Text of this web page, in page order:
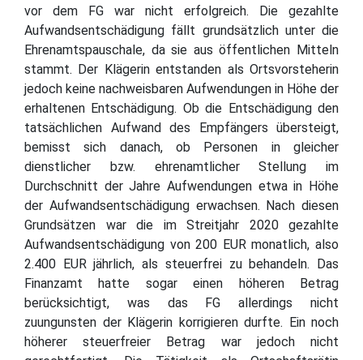
vor dem FG war nicht erfolgreich. Die gezahlte
Aufwandsentschädigung fällt grundsätzlich unter die
Ehrenamtspauschale, da sie aus öffentlichen Mitteln
stammt. Der Klägerin entstanden als Ortsvorsteherin
jedoch keine nachweisbaren Aufwendungen in Höhe der
erhaltenen Entschädigung. Ob die Entschädigung den
tatsächlichen Aufwand des Empfängers übersteigt,
bemisst sich danach, ob Personen in gleicher
dienstlicher bzw. ehrenamtlicher Stellung im
Durchschnitt der Jahre Aufwendungen etwa in Höhe
der Aufwandsentschädigung erwachsen. Nach diesen
Grundsätzen war die im Streitjahr 2020 gezahlte
Aufwandsentschädigung von 200 EUR monatlich, also
2.400 EUR jährlich, als steuerfrei zu behandeln. Das
Finanzamt hatte sogar einen höheren Betrag
berücksichtigt, was das FG allerdings nicht
zuungunsten der Klägerin korrigieren durfte. Ein noch
höherer steuerfreier Betrag war jedoch nicht